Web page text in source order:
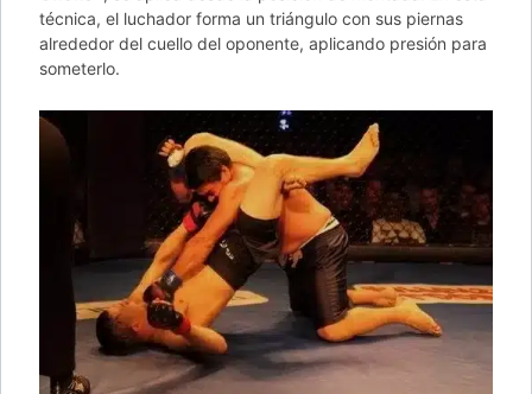
técnica, el luchador forma un triángulo con sus piernas
alrededor del cuello del oponente, aplicando presión para
someterlo.